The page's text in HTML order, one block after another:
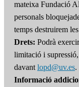
mateixa Fundació
personals
temps destruirem
Drets: Podrà
limitació i
davant lopd@uv.es.
Informació